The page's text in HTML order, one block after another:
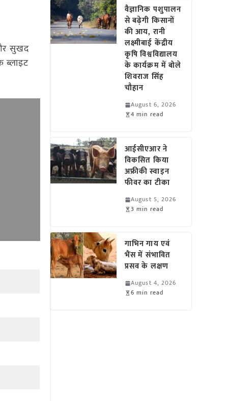
सुखद
ब्लाइट
वैज्ञानिक पशुपालन
से बढ़ेगी किसानों
की आय, रानी
लक्ष्मीबाई केंद्रीय
कृषि विश्वविद्यालय
के कार्यक्रम में बोले
शिवराज सिंह
चौहान
August 6, 2026
4 min read
आईसीएआर ने
विकसित किया
अफ्रीकी स्वाइन
फीवर का टीका
August 5, 2026
3 min read
गाभिन गाय एवं
भैंस में संभावित
प्रसव के लक्षण
August 4, 2026
6 min read